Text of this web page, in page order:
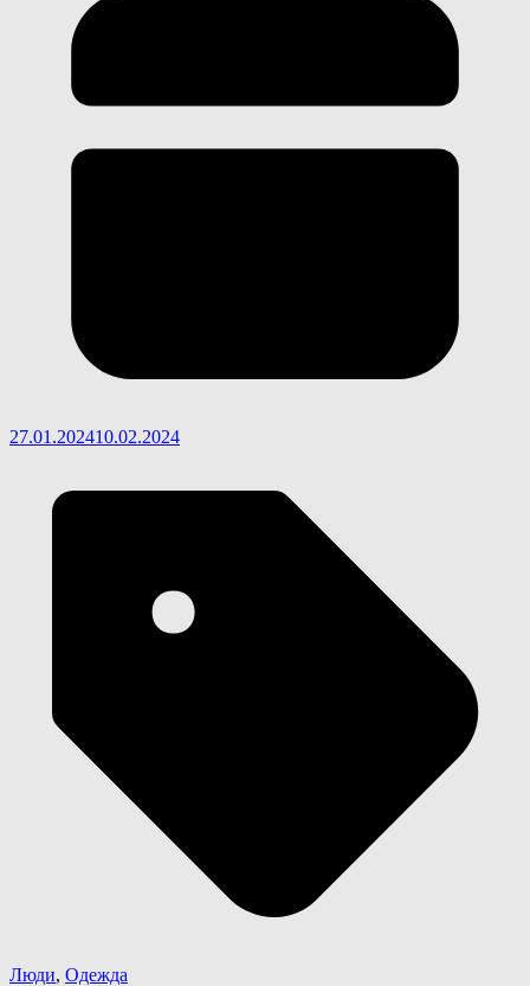
27.01.202410.02.2024
Люди, Одежда